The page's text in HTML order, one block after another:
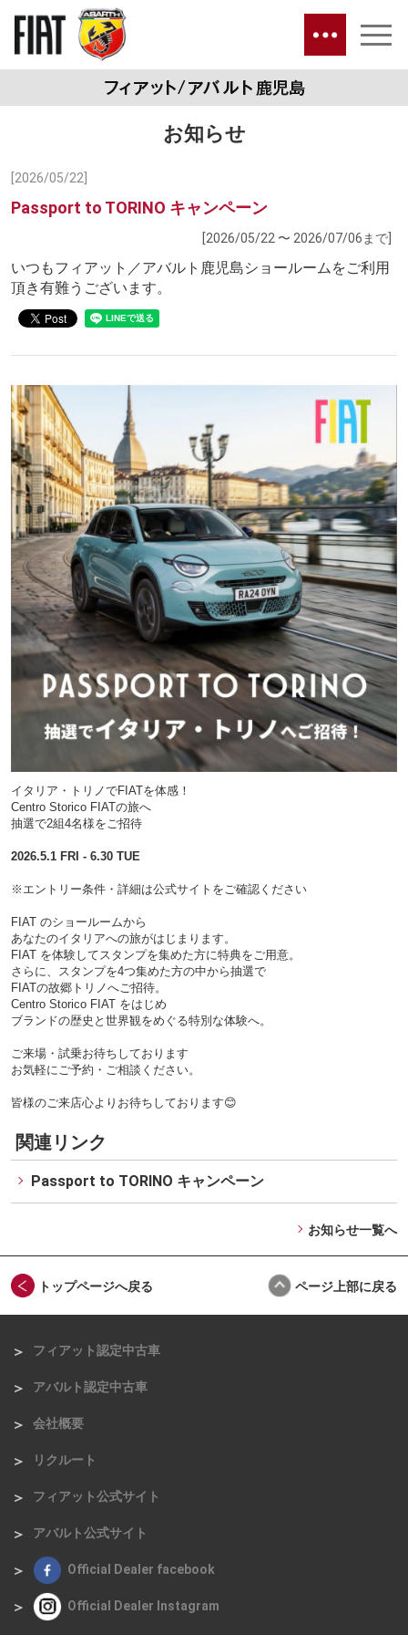
お知らせ
[2026/05/22]
Passport to TORINO キャンペーン
[2026/05/22 〜 2026/07/06まで]
いつもフィアット／アバルト鹿児島ショールームをご利用
頂き有難うございます。
イタリア・トリノでFIATを体感！
Centro Storico FIATの旅へ
抽選で2組4名様をご招待
2026.5.1 FRI - 6.30 TUE
※エントリー条件・詳細は公式サイトをご確認ください
FIAT のショールームから
あなたのイタリアへの旅がはじまります。
FIAT を体験してスタンプを集めた方に特典をご用意。
さらに、スタンプを4つ集めた方の中から抽選で
FIATの故郷トリノへご招待。
Centro Storico FIAT をはじめ
ブランドの歴史と世界観をめぐる特別な体験へ。
ご来場・試乗お待ちしております
お気軽にご予約・ご相談ください。
皆様のご来店心よりお待ちしております😊
関連リンク
Passport to TORINO キャンペーン
お知らせ一覧へ
トップページへ戻る ページ上部に戻る
フィアット認定中古車
アバルト認定中古車
会社概要
リクルート
フィアット公式サイト
アバルト公式サイト
Official Dealer facebook
Official Dealer Instagram